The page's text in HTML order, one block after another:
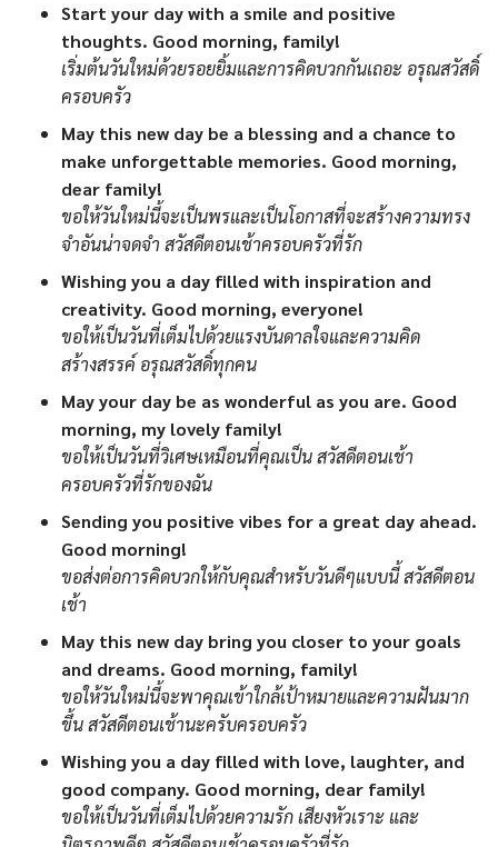
Start your day with a smile and positive
thoughts. Good morning, family!
เริ่มต้นวันใหม่ด้วยรอยยิ้มและการคิดบวกกันเถอะ อรุณสวัสดิ์
ครอบครัว
May this new day be a blessing and a chance to
make unforgettable memories. Good morning,
dear family!
ขอให้วันใหม่นี้จะเป็นพรและเป็นโอกาสที่จะสร้างความทรง
จำอันน่าจดจำ สวัสดีตอนเช้าครอบครัวที่รัก
Wishing you a day filled with inspiration and
creativity. Good morning, everyone!
ขอให้เป็นวันที่เต็มไปด้วยแรงบันดาลใจและความคิด
สร้างสรรค์ อรุณสวัสดิ์ทุกคน
May your day be as wonderful as you are. Good
morning, my lovely family!
ขอให้เป็นวันที่วิเศษเหมือนที่คุณเป็น สวัสดีตอนเช้า
ครอบครัวที่รักของฉัน
Sending you positive vibes for a great day ahead.
Good morning!
ขอส่งต่อการคิดบวกให้กับคุณสำหรับวันดีๆแบบนี้ สวัสดีตอน
เช้า
May this new day bring you closer to your goals
and dreams. Good morning, family!
ขอให้วันใหม่นี้จะพาคุณเข้าใกล้เป้าหมายและความฝันมาก
ขึ้น สวัสดีตอนเช้านะครับครอบครัว
Wishing you a day filled with love, laughter, and
good company. Good morning, dear family!
ขอให้เป็นวันที่เต็มไปด้วยความรัก เสียงหัวเราะ และ